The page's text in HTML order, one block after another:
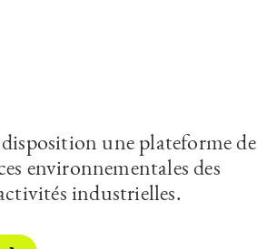
une plateforme de
environnementales des
industrielles.